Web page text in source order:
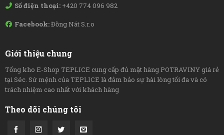
Số điện thoại: +420 774 096 982
Facebook:Đồng Nát S.r.o
Giới thiệu chung
Tổng kho E-Shop TEPLICE cung cấp đủ mặt hàng POTRAVINY giá rẻ
tại Séc. Sứ mệnh của TEPLICE là đảm bảo sự hài lòng tối đa và có
trách nhiệm cao nhất với khách hàng
Theo dõi chúng tôi